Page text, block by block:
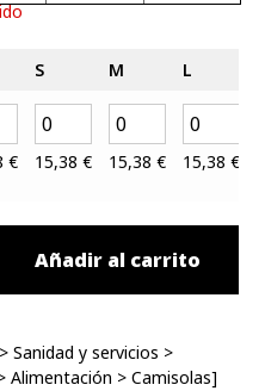
S M L
€ 15,38 € 15,38 € 15,38 €
Añadir al carrito
> Sanidad y servicios >
Alimentación > Camisolas]